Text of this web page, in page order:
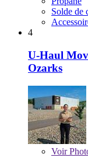
Solde de
4
U-Haul
Ozarks
Voir